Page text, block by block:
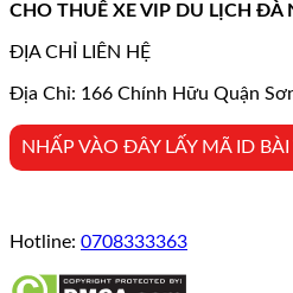
CHO THUÊ XE VIP DU LỊCH ĐÀ
ĐỊA CHỈ LIÊN HỆ
Địa Chỉ: 166 Chính Hữu Quận
NHẤP VÀO ĐÂY LẤY MÃ ID BÀI
Hotline: 0708333363